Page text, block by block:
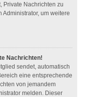
Private Nachrichten zu
um weitere
Nachrichten!
sendet, automatisch
eine entsprechende
von jemandem
melden. Dieser